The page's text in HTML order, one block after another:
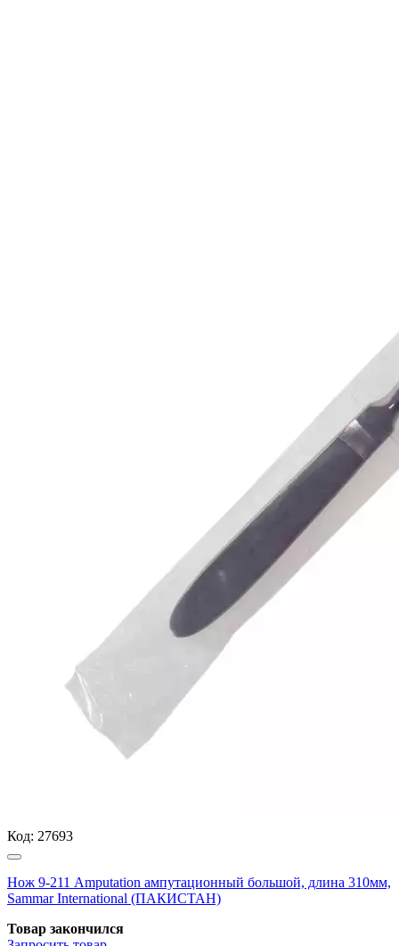
Код: 27693
Нож 9-211 Amputation ампутационный большой, длина 310мм,
Sammar International (ПАКИСТАН)
Товар закончился